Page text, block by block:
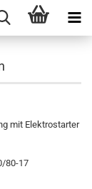
mit Elektrostarter
80-17